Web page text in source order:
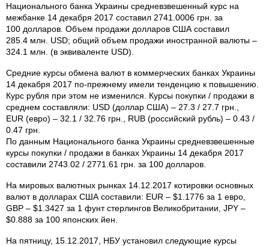
Национального банка Украины средневзвешенный курс на
межбанке 14 декабря 2017 составил 2741.0006 грн. за
100 долларов. Объем продажи долларов США составил
285.4 млн. USD; общий объем продажи иностранной валюты –
324.1 млн. (в эквиваленте USD).
Средние курсы обмена валют в коммерческих банках Украины
14 декабря 2017 по-прежнему имели тенденцию к повышению.
Курс рубля при этом не изменился. Курсы покупки / продажи в
среднем составляли: USD (доллар США) – 27.3 / 27.7 грн.,
EUR (евро) – 32.1 / 32.76 грн., RUB (российский рубль) – 0.43 /
0.47 грн.
По данным Национального банка Украины средневзвешенные
курсы покупки / продажи в банках Украины 14 декабря 2017
составили 2743.02 / 2771.61 грн. за 100 долларов.
На мировых валютных рынках 14.12.2017 котировки основных
валют в долларах США составили: EUR – $1.1776 за 1 евро,
GBP – $1.3427 за 1 фунт стерлингов Великобритании, JPY –
$0.888 за 100 японских йен.
На пятницу, 15.12.2017, НБУ установил следующие курсы